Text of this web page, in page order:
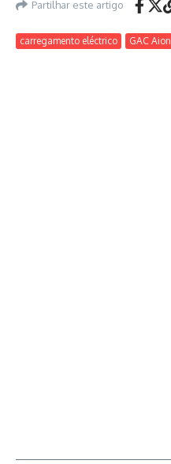
Partilhar este artigo
carregamento eléctrico GAC Aion